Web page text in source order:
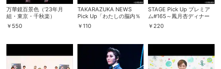
万華鏡百景色（’23年月
組・東京・千秋楽）
￥ 550
TAKARAZUKA NEWS
Pick Up「わたしの脳内％
礼華はる」
￥110
STAGE Pick Up プレミア
ム#165～鳳月杏ディナー
ショー「Gemini」より～
￥ 220